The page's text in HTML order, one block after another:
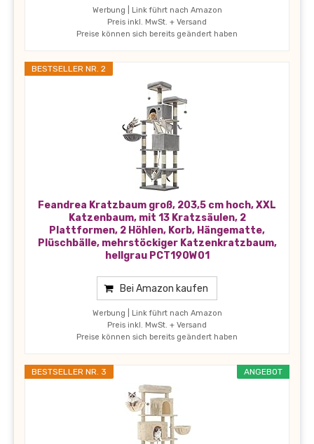
Werbung | Link führt nach Amazon
Preis inkl. MwSt. + Versand
Preise können sich bereits geändert haben
BESTSELLER NR. 2
Feandrea Kratzbaum groß, 203,5 cm hoch, XXL
Katzenbaum, mit 13 Kratzsäulen, 2
Plattformen, 2 Höhlen, Korb, Hängematte,
Plüschbälle, mehrstöckiger Katzenkratzbaum,
hellgrau PCT190W01
Bei Amazon kaufen
Werbung | Link führt nach Amazon
Preis inkl. MwSt. + Versand
Preise können sich bereits geändert haben
ANGEBOT
BESTSELLER NR. 3